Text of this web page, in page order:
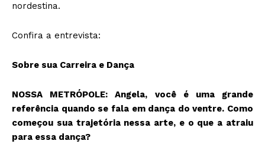
nordestina.
Confira a entrevista:
Sobre sua Carreira e Dança
NOSSA METRÓPOLE: Angela, você é uma grande
referência quando se fala em dança do ventre. Como
começou sua trajetória nessa arte, e o que a atraiu
para essa dança?